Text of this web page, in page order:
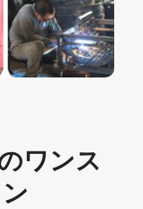
ワンス